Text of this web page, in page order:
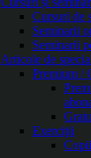
Cursuri de
Seminarii
Seminarii
Articole de
Premium /
Exerciții